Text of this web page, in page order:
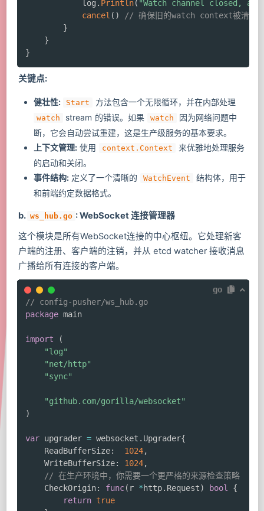
			log
. Println( "Watch channel closed,
cancel ( )
// 确保旧的watch context被清理
}
}
}
关键点:
健壮性: Start 方法包含一个无限循环，并在内部处理
watch stream 的错误。如果 watch
因为网络问题中
断，它会自动尝试重建，这是生产级服务的基本要求。
上下文管理:使用 context.Context
来优雅地处理服务
的启动和关闭。
事件结构:定义了一个清晰的 WatchEvent
结构体，用于
和前端约定数据格式。
b. ws_hub.go : WebSocket 连接管理器
这个模块是所有WebSocket连接的中心枢纽。它处理新客
户端的注册、客户端的注销，并从 etcd watcher 接收消息
广播给所有连接的客户端。
go
// config-pusher/ws_hub.go
package main
import
(
"log"
"net/http"
"sync"
"github.com/gorilla/websocket"
)
var upgrader = websocket . Upgrader{
	ReadBufferSize
: 1024,
	WriteBufferSize
: 1024,
// 在生产环境中，你需要一个更严格的来源检查策略
	CheckOrigin
: func( r *http. Request) bool
{
return true